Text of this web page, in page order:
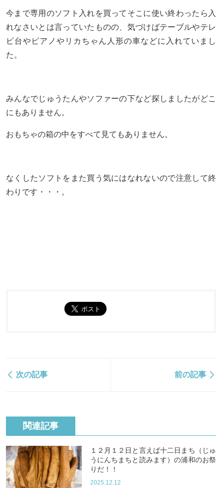
今まで専用のソフト入れを買ってそこに使い終わったら入
れなさいとは言っていたものの、気づけばテーブルやテレ
ビ台やピアノやリカちゃん人形の車などに入れていまし
た。
みんなでじゅうたんやソファーの下など探しましたがどこ
にもありません。
おもちゃの箱の中をすべて見てもありません。
なくしたソフトをまた買う気にはなれないので注意して終
わりです・・・。
次の記事 前の記事
関連記事
１２月１２日と言えば十二日まち（じゅ
うにんちまちと読みます）の浦和のお祭
りだ！！
2025.12.12